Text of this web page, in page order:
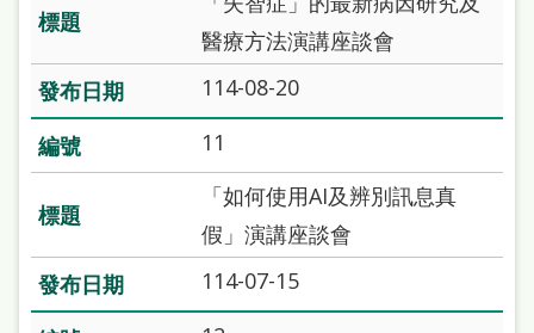
網
站
資
料
放
宣
告
醫療方法演講座談會
114-08-20
11
「如何使用AI及辨別訊息真
假」演講座談會
114-07-15